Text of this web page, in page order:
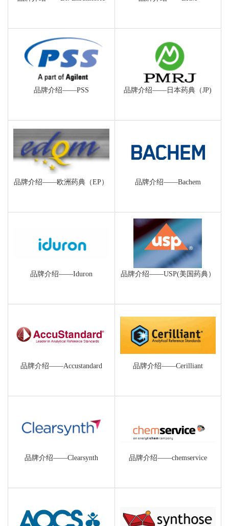
品牌介绍——PSS 品牌介绍——日本药典（JP)
品牌介绍——欧洲药典（EP） 品牌介绍——Bachem
品牌介绍——Iduron 品牌介绍——USP(美国药典）
品牌介绍——Accustandard 品牌介绍——Cerilliant
品牌介绍——Clearsynth 品牌介绍——chemservice